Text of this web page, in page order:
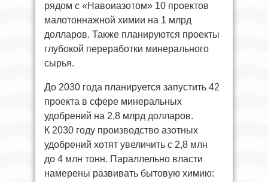
рядом с «Навоиазотом» 10 проектов
малотоннажной химии на 1 млрд
долларов. Также планируются проекты
глубокой переработки минерального
сырья.
До 2030 года планируется запустить 42
проекта в сфере минеральных
удобрений на 2,8 млрд долларов.
К 2030 году производство азотных
удобрений хотят увеличить с 2,8 млн
до 4 млн тонн. Параллельно власти
намерены развивать бытовую химию: